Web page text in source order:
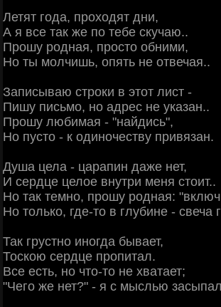
Летят года, проходят дни,
А я все так же по тебе скучаю..
Прошу родная, просто обними,
Но ты молчишь, опять не отвечая..
Записываю строки в этот лист -
Пишу письмо, но адрес не указан..
Прошу любимая - "найдись",
Но пусто - к одиночеству привязан.
Душа цела - царапин даже нет,
И сердце целое внутри меня стоит..
Но так темно, прошу родная:
Но только, где-то в глубине - свеча
Так грустно иногда бывает,
Тоскою сердце пропитал.
Все есть, но что-то не хватает;
"Чего же нет?" - я с мыслью